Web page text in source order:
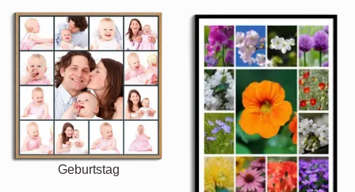
Geburtstag